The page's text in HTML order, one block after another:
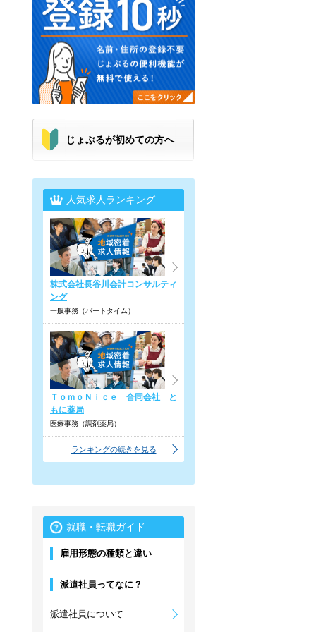
じょぶるが初めての方へ
人気求人ランキング
株式会社長谷川会計コンサルティ
ング
一般事務（パートタイム）
ＴｏｍｏＮｉｃｅ 合同会社 と
もに薬局
医療事務（調剤薬局）
ランキングの続きを見る
就職・転職ガイド
雇用形態の種類と違い
派遣社員ってなに？
派遣社員について